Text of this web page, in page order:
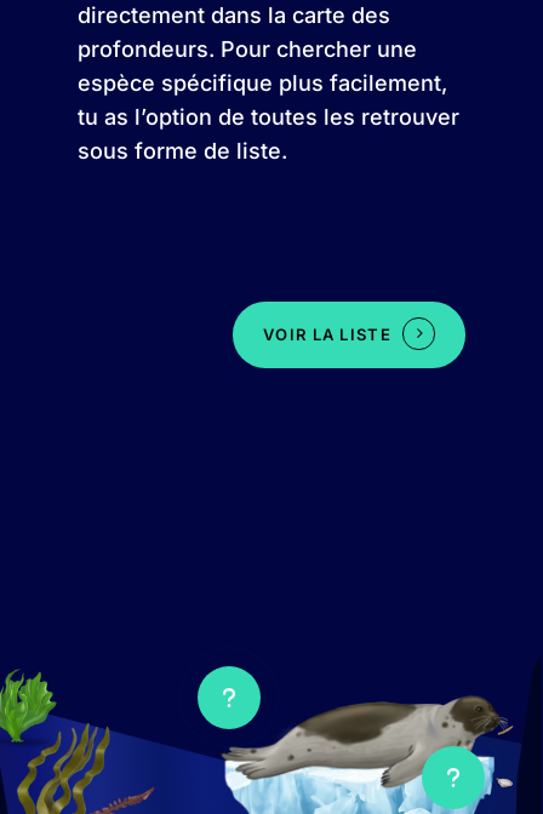
directement dans la carte des
profondeurs. Pour chercher une
espèce spécifique plus facilement,
tu as l’option de toutes les retrouver
sous forme de liste.
VOIR LA LISTE
Ouvrir
le
popup
Ouvrir
le